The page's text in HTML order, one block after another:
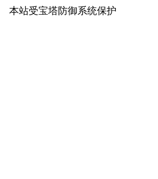
本站受宝塔防御系统保护